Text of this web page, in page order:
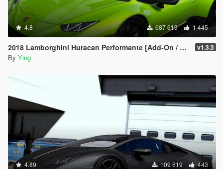
4.8 687 619 1 445
2018 Lamborghini Huracan Performante [Add-On / Replace] v1.3.3
By Ying
4.89 109 619 443